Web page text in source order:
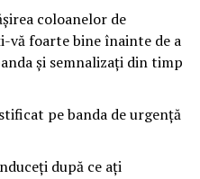
coloanelor de
vă foarte bine înainte de a
și semnalizați din timp
pe banda de urgență
după ce ați